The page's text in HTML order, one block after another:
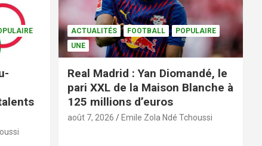
ACTUALITÉS FOOTBALL
POPULAIRE
UNE
Real Madrid : Yan Diomandé, le
pari XXL de la Maison Blanche à
125 millions d’euros
août 7, 2026 Emile Zola Ndé Tchoussi